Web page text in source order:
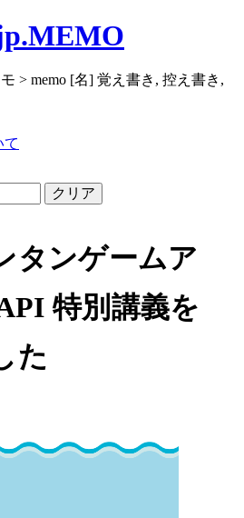
> memo [名] 覚え書き, 控え書き,
て
クリア
タンゲームア
特別講義を
た